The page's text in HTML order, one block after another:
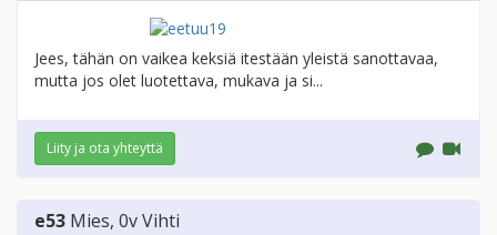
Jees, tähän on vaikea keksiä itestään yleistä sanottavaa,
mutta jos olet luotettava, mukava ja si...
Liity ja ota yhteyttä
e53 Mies, 0vVihti